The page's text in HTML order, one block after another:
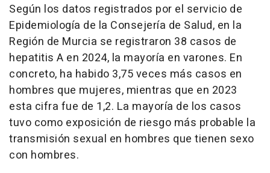
Según los datos registrados por el servicio de
Epidemiología de la Consejería de Salud, en la
Región de Murcia se registraron 38 casos de
hepatitis A en 2024, la mayoría en varones. En
concreto, ha habido 3,75 veces más casos en
hombres que mujeres, mientras que en 2023
esta cifra fue de 1,2. La mayoría de los casos
tuvo como exposición de riesgo más probable la
transmisión sexual en hombres que tienen sexo
con hombres.